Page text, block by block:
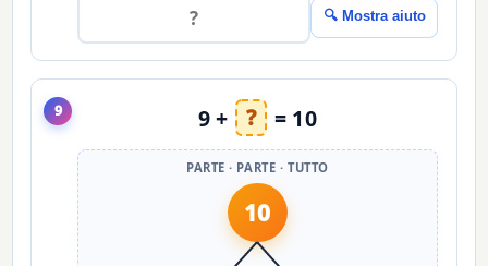
🔍 Mostra aiuto
9 9 + ? = 10
PARTE · PARTE · TUTTO
10